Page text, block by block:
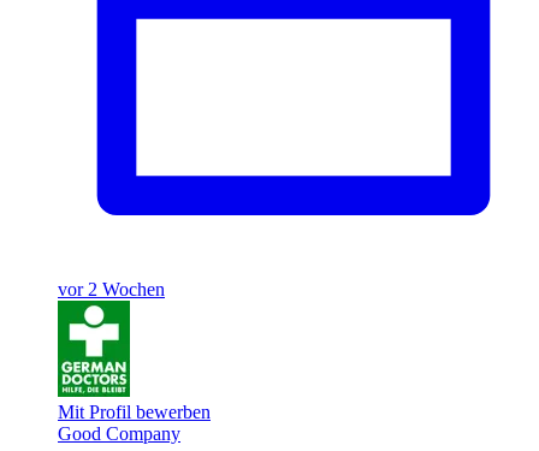
vor 2 Wochen
Mit Profil bewerben
Good Company